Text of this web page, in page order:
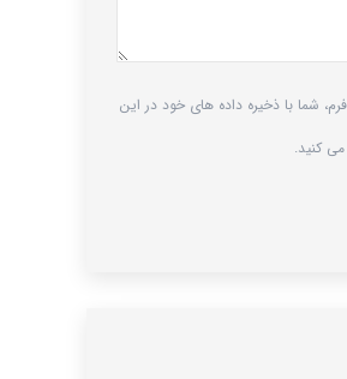
شما با ذخیره داده های خود در این
کنید.